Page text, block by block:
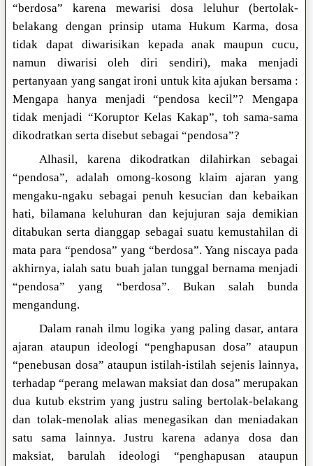
“berdosa” karena mewarisi dosa leluhur (bertolak-
belakang dengan prinsip utama Hukum Karma, dosa
tidak dapat diwarisikan kepada anak maupun cucu,
namun diwarisi oleh diri sendiri), maka menjadi
pertanyaan yang sangat ironi untuk kita ajukan bersama :
Mengapa hanya menjadi “pendosa kecil”? Mengapa
tidak menjadi “Koruptor Kelas Kakap”, toh sama-sama
dikodratkan serta disebut sebagai “pendosa”?
Alhasil, karena dikodratkan dilahirkan sebagai
“pendosa”, adalah omong-kosong klaim ajaran yang
mengaku-ngaku sebagai penuh kesucian dan kebaikan
hati, bilamana keluhuran dan kejujuran saja demikian
ditabukan serta dianggap sebagai suatu kemustahilan di
mata para “pendosa” yang “berdosa”. Yang niscaya pada
akhirnya, ialah satu buah jalan tunggal bernama menjadi
“pendosa” yang “berdosa”. Bukan salah bunda
mengandung.
Dalam ranah ilmu logika yang paling dasar, antara
ajaran ataupun ideologi “penghapusan dosa” ataupun
“penebusan dosa” ataupun istilah-istilah sejenis lainnya,
terhadap “perang melawan maksiat dan dosa” merupakan
dua kutub ekstrim yang justru saling bertolak-belakang
dan tolak-menolak alias menegasikan dan meniadakan
satu sama lainnya. Justru karena adanya dosa dan
maksiat, barulah ideologi “penghapusan ataupun